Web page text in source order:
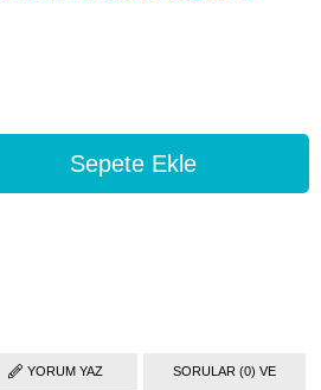
YORUM YAZ SORULAR (0) VE